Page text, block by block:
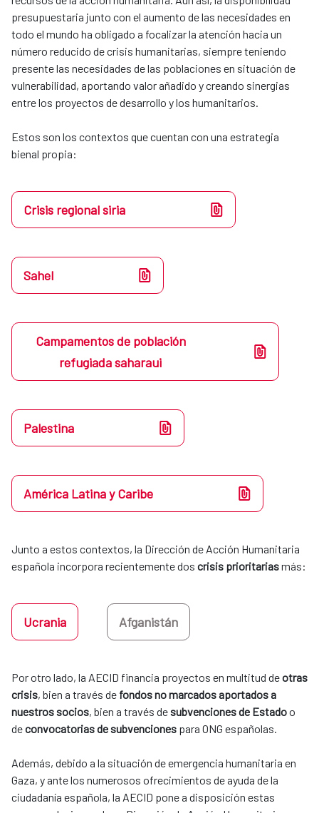
presupuestaria junto con el aumento de las necesidades en
todo el mundo ha obligado a focalizar la atención hacia un
número reducido de crisis humanitarias, siempre teniendo
presente las necesidades de las poblaciones en situación de
vulnerabilidad, aportando valor añadido y creando sinergias
entre los proyectos de desarrollo y los ​humanitarios. ​
​​Estos son los contextos que cuentan con una estrategia
bienal propia:​​​​​​​
Crisis regional siria
Sahel
Campamentos de población
refugiada saharaui
Palestina
América Latina y Caribe
Junto a estos contextos, la Dirección de Acción Humanitaria
española incorpora recientemente dos crisis prioritarias más:
Ucrania Afganistán
Por otro lado, la AECID financia proyectos en multitud de otras
crisis, bien a través de fondos no marcados aportados a
nuestros socios, bien a través de subvenciones de Estado o
de convocatorias de subvenciones para ONG españolas.
​​​​​​​Además, debido a la situación de emergencia humanitaria en
Gaza, y ante los numerosos ofrecimientos de ayuda de la
ciudadanía española, la AECID pone a disposición estas